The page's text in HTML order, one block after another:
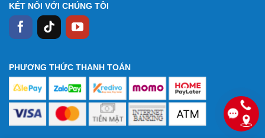
KẾT NỐI VỚI CHÚNG TÔI
PHƯƠNG THỨC THANH TOÁN